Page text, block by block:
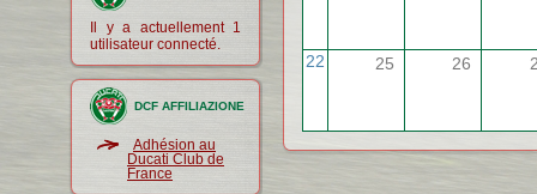
Il y a actuellement 1
utilisateur connecté.
DCF AFFILIAZIONE
Adhésion au
Ducati Club de
France
22 25 26